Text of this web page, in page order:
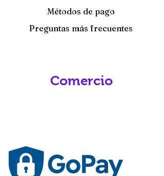
Métodos de pago
Preguntas más frecuentes
Comercio